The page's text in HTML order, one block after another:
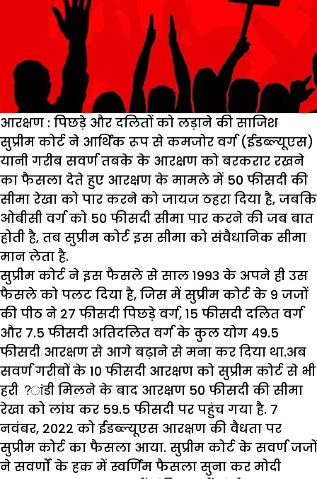
आरक्षण : पिछड़े और दलितों को लड़ाने की साजिश
सुप्रीम कोर्ट ने आर्थिक रूप से कमजोर वर्ग (ईडब्ल्यूएस)
यानी गरीब सवर्ण तबके के आरक्षण को बरकरार रखने
का फैसला देते हुए आरक्षण के मामले में 50 फीसदी की
सीमा रेखा को पार करने को जायज ठहरा दिया है, जबकि
ओबीसी वर्ग को 50 फीसदी सीमा पार करने की जब बात
होती है, तब सुप्रीम कोर्ट इस सीमा को संवैधानिक सीमा
मान लेता है.
सुप्रीम कोर्ट ने इस फैसले से साल 1993 के अपने ही उस
फैसले को पलट दिया है, जिस में सुप्रीम कोर्ट के 9 जजों
की पीठ ने 27 फीसदी पिछड़े वर्ग, 15 फीसदी दलित वर्ग
और 7.5 फीसदी अतिदलित वर्ग के कुल योग 49.5
फीसदी आरक्षण से आगे बढ़ाने से मना कर दिया था.अब
सवर्ण गरीबों के 10 फीसदी आरक्षण को सुप्रीम कोर्ट से भी
हरी ?ांडी मिलने के बाद आरक्षण 50 फीसदी की सीमा
रेखा को लांघ कर 59.5 फीसदी पर पहुंच गया है. 7
नवंबर, 2022 को ईडब्ल्यूएस आरक्षण की वैधता पर
सुप्रीम कोर्ट का फैसला आया. सुप्रीम कोर्ट के सवर्ण जजों
ने सवर्णों के हक में स्वर्णिम फैसला सुना कर मोदी